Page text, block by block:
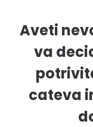
Aveti
va
cateva